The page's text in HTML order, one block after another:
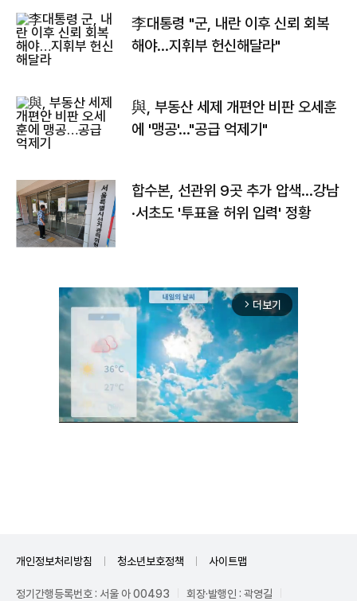
李대통령 "군, 내란 이후 신뢰 회복
해야…지휘부 헌신해달라"
與, 부동산 세제 개편안 비판 오세훈
에 '맹공'…"공급 억제기"
합수본, 선관위 9곳 추가 압색…강남
·서초도 '투표율 허위 입력' 정황
arrow_forward_ios 더보기
개인정보처리방침 청소년보호정책 사이트맵
정기간행등록번호 : 서울 아 00493 회장·발행인 : 곽영길